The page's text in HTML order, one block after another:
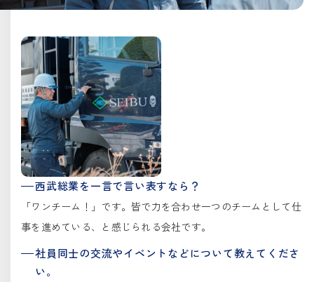
西武総業を一言で言い表すなら？
「ワンチーム！」です。皆で力を合わせ一つのチームとして仕
事を進めている、と感じられる会社です。
社員同士の交流やイベントなどについて教えてくださ
い。